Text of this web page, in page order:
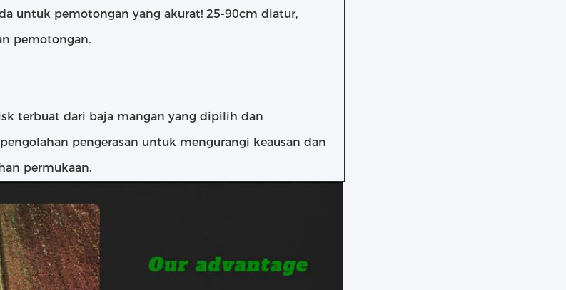
untuk pemotongan yang akurat! 25-90cm diatur,
pemotongan.
terbuat dari baja mangan yang dipilih dan
pengerasan untuk mengurangi keausan dan
permukaan.